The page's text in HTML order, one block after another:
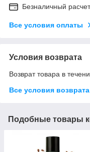
Безналичный расчет
Все условия оплаты
Условия возврата
Возврат товара в
Все условия возврата
Подобные товары